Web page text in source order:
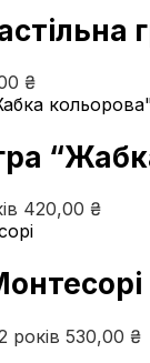
₴
420,00 ₴
років 530,00 ₴